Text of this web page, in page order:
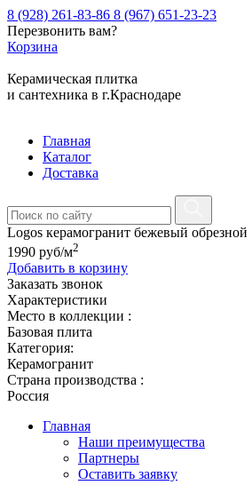
8 (928) 261-83-86 8 (967) 651-23-23
Перезвонить вам?
Корзина
Керамическая плитка
и сантехника в г.Краснодаре
Главная
Каталог
Доставка
Logos керамогранит бежевый обрезной
1990 руб/м2
Добавить в корзину
Заказать звонок
Характеристики
Место в коллекции :
Базовая плита
Категория:
Керамогранит
Страна производства :
Россия
Главная
Наши преимущества
Партнеры
Оставить заявку